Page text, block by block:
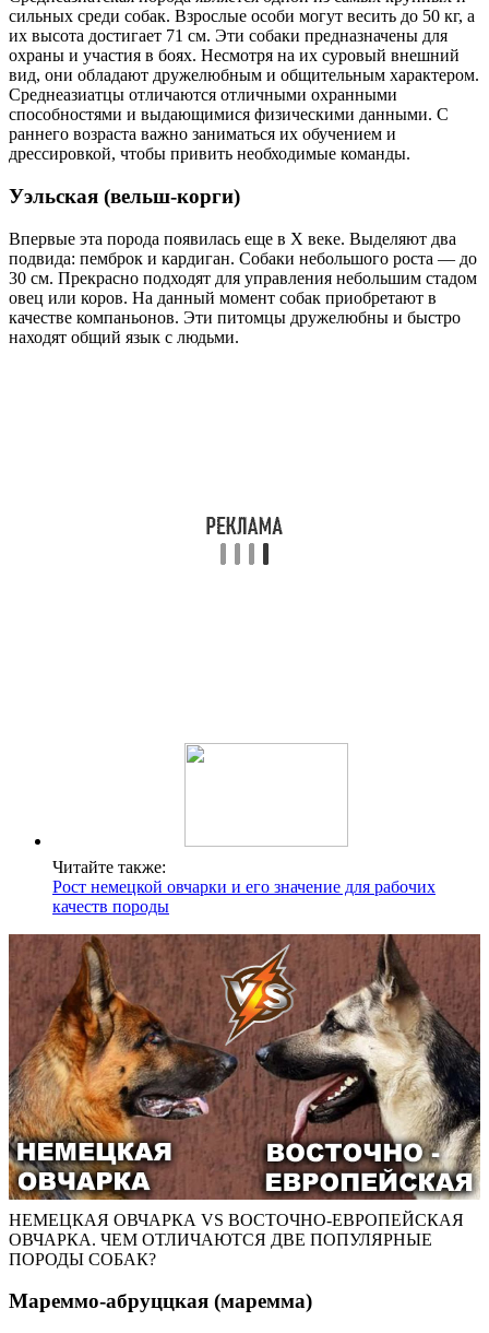
сильных среди собак. Взрослые особи могут весить до 50 кг, а
их высота достигает 71 см. Эти собаки предназначены для
охраны и участия в боях. Несмотря на их суровый внешний
вид, они обладают дружелюбным и общительным характером.
Среднеазиатцы отличаются отличными охранными
способностями и выдающимися физическими данными. С
раннего возраста важно заниматься их обучением и
дрессировкой, чтобы привить необходимые команды.
Уэльская (вельш-корги)
Впервые эта порода появилась еще в X веке. Выделяют два
подвида: пемброк и кардиган. Собаки небольшого роста — до
30 см. Прекрасно подходят для управления небольшим стадом
овец или коров. На данный момент собак приобретают в
качестве компаньонов. Эти питомцы дружелюбны и быстро
находят общий язык с людьми.
Читайте также:
Рост немецкой овчарки и его значение для рабочих
качеств породы
НЕМЕЦКАЯ ОВЧАРКА VS ВОСТОЧНО-ЕВРОПЕЙСКАЯ
ОВЧАРКА. ЧЕМ ОТЛИЧАЮТСЯ ДВЕ ПОПУЛЯРНЫЕ
ПОРОДЫ СОБАК?
Мареммо-абруццкая (маремма)